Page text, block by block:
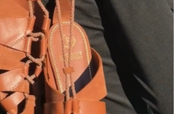
for a last-minute escape with th...